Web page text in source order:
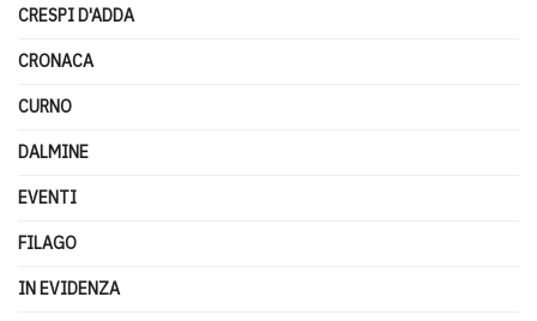
CRESPI D'ADDA
CRONACA
CURNO
DALMINE
EVENTI
FILAGO
IN EVIDENZA